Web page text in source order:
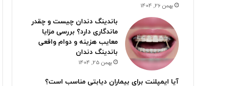
بهمن 26, 1404
باندینگ دندان چیست و چقدر
ماندگاری دارد؟ بررسی مزایا
معایب هزینه و دوام واقعی
باندینگ دندان
بهمن 25, 1404
آیا ایمپلنت برای بیماران دیابتی مناسب است؟